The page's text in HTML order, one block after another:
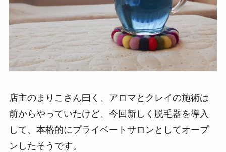
店主のまりこさん曰く、アロマとクレイの施術は
前からやっていたけど、今回新しく脱毛器を導入
して、本格的にプライベートサロンとしてオープ
ンしたそうです。